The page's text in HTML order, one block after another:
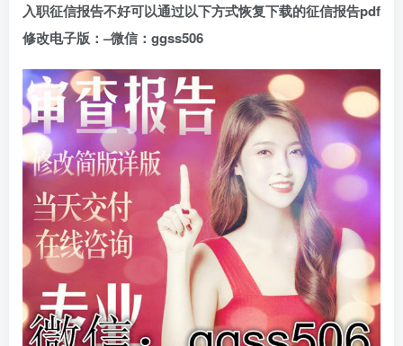
入职征信报告不好可以通过以下方式恢复下载的征信报告pdf
修改电子版：–微信： ggss506